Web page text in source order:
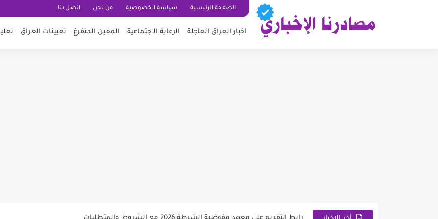
الصفحة الرئيسية سياسة الخصوصية من نحن اتصل بنا
اخبار العراق العاجلة الرعاية الاجتماعية المعين المتفرغ تعيينات العراق